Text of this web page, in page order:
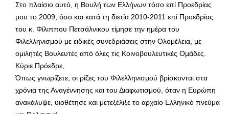
Στο πλαίσιο αυτό, η Βουλή των Ελλήνων τόσο επί Προεδρίας
μου το 2009, όσο και κατά τη διετία 2010-2011 επί Προεδρίας
του κ. Φίλιππου Πετσάλνικου τίμησε την ημέρα του
Φιλελληνισμού με ειδικές συνεδριάσεις στην Ολομέλεια, με
ομιλητές Βουλευτές από όλες τις Κοινοβουλευτικές Ομάδες.
Κύριε Πρόεδρε,
Όπως γνωρίζετε, οι ρίζες του Φιλελληνισμού βρίσκονται στα
χρόνια της Αναγέννησης και του Διαφωτισμού, όταν η Ευρώπη
ανακάλυψε, υιοθέτησε και μετεξέλιξε το αρχαίο Ελληνικό πνεύμα